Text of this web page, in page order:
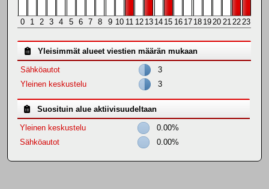
0 1 2 3 4 5 6 7 8 9 10 11 12 13 14 15 16 17 18 1920 212223
Yleisimmät alueet viestien määrän mukaan
Sähköautot
3
Yleinen keskustelu
3
Suosituin alue aktiivisuudeltaan
Yleinen keskustelu
0.00%
Sähköautot
0.00%